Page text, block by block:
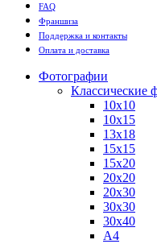
FAQ
Франшиза
Поддержка и контакты
Оплата и доставка
Фотографии
Классические
10х10
10х15
13х18
15х15
15х20
20х20
20х30
30х30
30х40
А4